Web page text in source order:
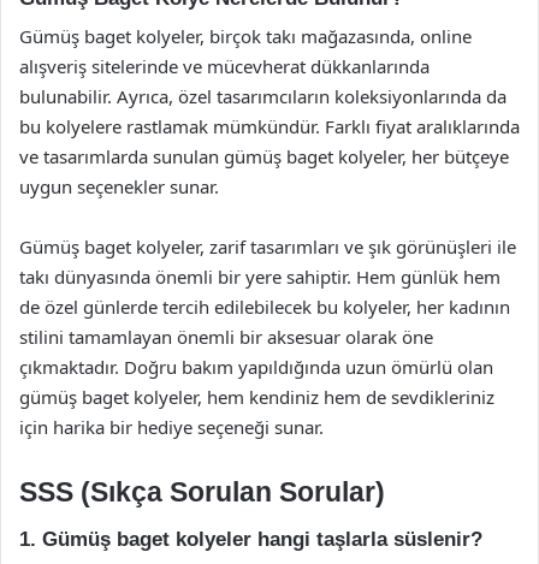
Gümüş baget kolyeler, birçok takı mağazasında, online
alışveriş sitelerinde ve mücevherat dükkanlarında
bulunabilir. Ayrıca, özel tasarımcıların koleksiyonlarında da
bu kolyelere rastlamak mümkündür. Farklı fiyat aralıklarında
ve tasarımlarda sunulan gümüş baget kolyeler, her bütçeye
uygun seçenekler sunar.
Gümüş baget kolyeler, zarif tasarımları ve şık görünüşleri ile
takı dünyasında önemli bir yere sahiptir. Hem günlük hem
de özel günlerde tercih edilebilecek bu kolyeler, her kadının
stilini tamamlayan önemli bir aksesuar olarak öne
çıkmaktadır. Doğru bakım yapıldığında uzun ömürlü olan
gümüş baget kolyeler, hem kendiniz hem de sevdikleriniz
için harika bir hediye seçeneği sunar.
SSS (Sıkça Sorulan Sorular)
1. Gümüş baget kolyeler hangi taşlarla süslenir?